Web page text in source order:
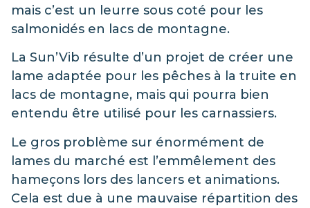
mais c’est un leurre sous coté pour les
salmonidés en lacs de montagne.
La Sun’Vib résulte d’un projet de créer une
lame adaptée pour les pêches à la truite en
lacs de montagne, mais qui pourra bien
entendu être utilisé pour les carnassiers.
Le gros problème sur énormément de
lames du marché est l’emmêlement des
hameçons lors des lancers et animations.
Cela est due à une mauvaise répartition des